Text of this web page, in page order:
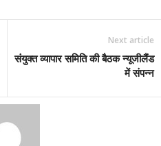
Next article
संयुक्त व्यापार समिति की बैठक न्यूजीलैंड
में संपन्न